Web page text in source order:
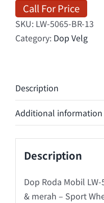
Call For Price
SKU: LW-5065-BR-13
Category: Dop Velg
Description
Additional information
Description
Dop Roda Mobil
& merah – Sport